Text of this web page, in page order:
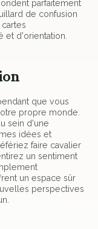
parfaitement
de confusion
et d'orientation.
que vous
propre monde.
sein d'une
idées et
faire cavalier
un sentiment
un espace sûr
perspectives